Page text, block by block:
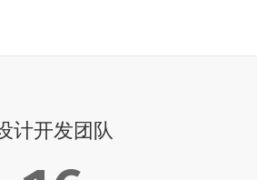
计开发团队